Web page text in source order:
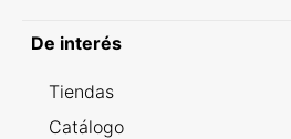
De interés
Tiendas
Catálogo